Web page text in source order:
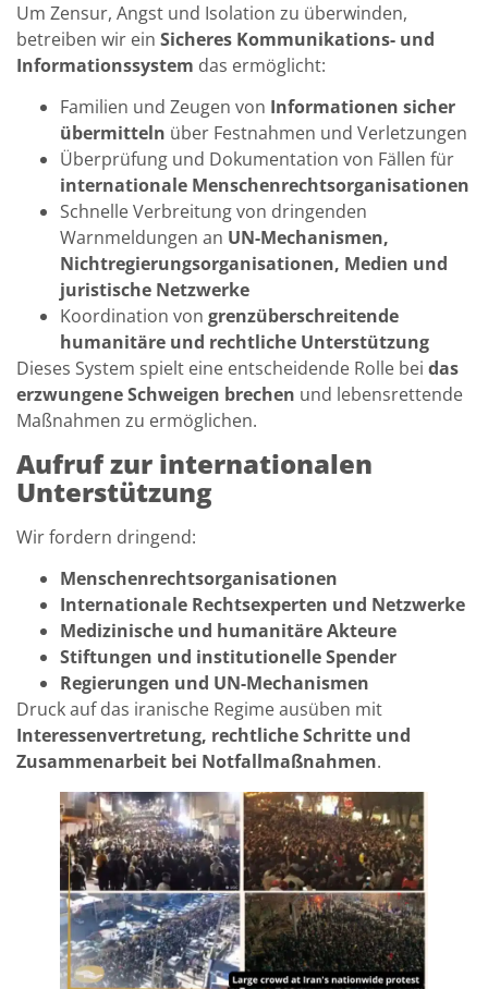
Um Zensur, Angst und Isolation zu überwinden,
betreiben wir ein Sicheres Kommunikations- und
Informationssystem das ermöglicht:
Familien und Zeugen von Informationen sicher
übermitteln über Festnahmen und Verletzungen
Überprüfung und Dokumentation von Fällen für
internationale Menschenrechtsorganisationen
Schnelle Verbreitung von dringenden
Warnmeldungen an UN-Mechanismen,
Nichtregierungsorganisationen, Medien und
juristische Netzwerke
Koordination von grenzüberschreitende
humanitäre und rechtliche Unterstützung
Dieses System spielt eine entscheidende Rolle bei das
erzwungene Schweigen brechen und lebensrettende
Maßnahmen zu ermöglichen.
Aufruf zur internationalen
Unterstützung
Wir fordern dringend:
Menschenrechtsorganisationen
Internationale Rechtsexperten und Netzwerke
Medizinische und humanitäre Akteure
Stiftungen und institutionelle Spender
Regierungen und UN-Mechanismen
Druck auf das iranische Regime ausüben mit
Interessenvertretung, rechtliche Schritte und
Zusammenarbeit bei Notfallmaßnahmen.